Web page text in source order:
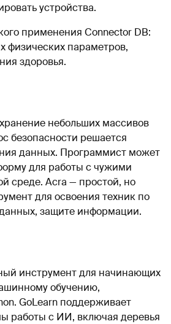
устройства.
применения Connector DB:
физических параметров,
здоровья.
небольших массивов
безопасности решается
данных. Программист может
для работы с чужими
среде. Acra — простой, но
для освоения техник по
защите информации.
инструмент для начинающих
обучению,
GoLearn поддерживает
работы с ИИ, включая деревья